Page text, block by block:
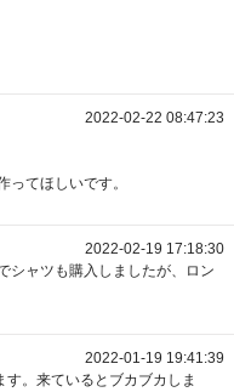
2022-02-22 08:47:23
てほしいです。
2022-02-19 17:18:30
シャツも購入しましたが、ロン
2022-01-19 19:41:39
。来ているとブカブカしま